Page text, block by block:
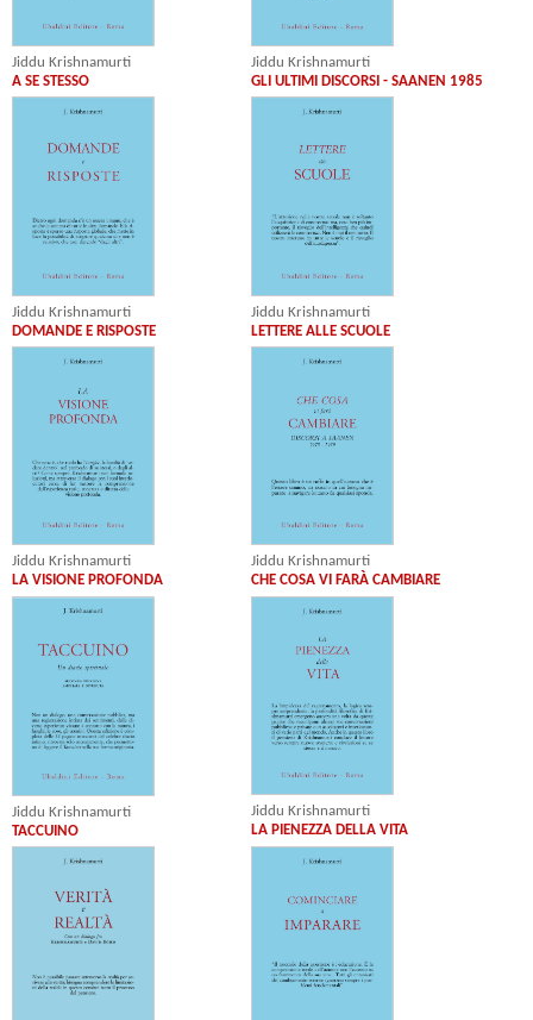
Jiddu Krishnamurti
A SE STESSO
Jiddu Krishnamurti
GLI ULTIMI DISCORSI - SAANEN 1985
Jiddu Krishnamurti
DOMANDE E RISPOSTE
Jiddu Krishnamurti
LETTERE ALLE SCUOLE
Jiddu Krishnamurti
LA VISIONE PROFONDA
Jiddu Krishnamurti
CHE COSA VI FARÀ CAMBIARE
Jiddu Krishnamurti
TACCUINO
Jiddu Krishnamurti
LA PIENEZZA DELLA VITA